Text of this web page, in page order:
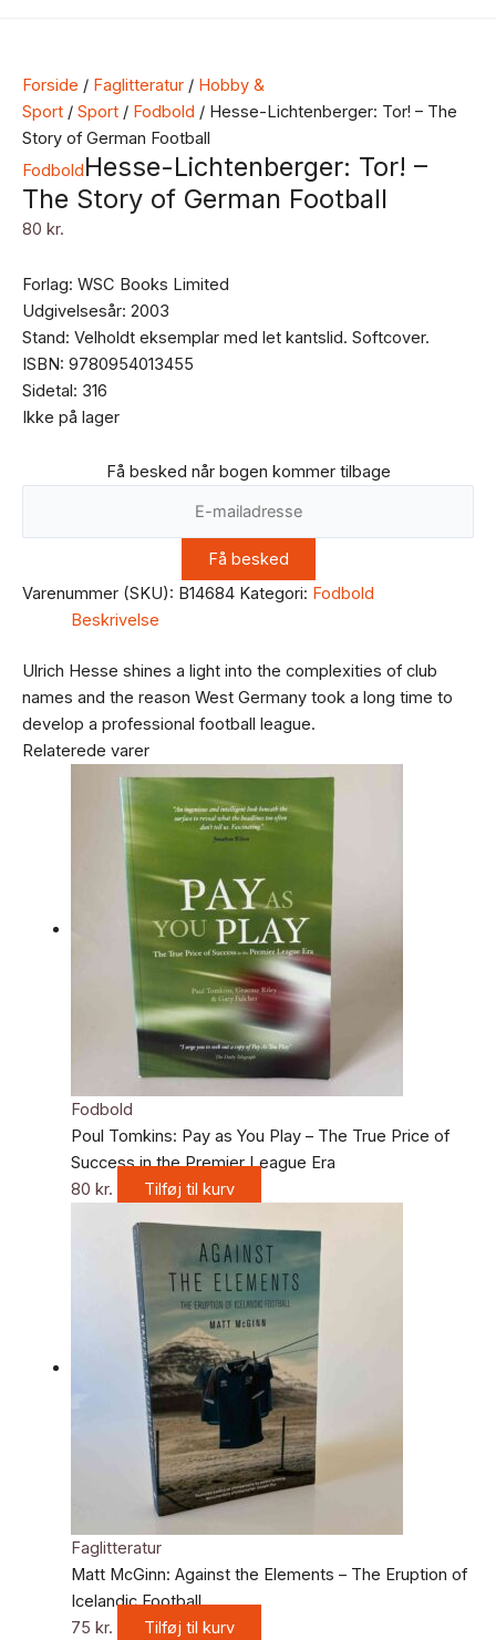
Forside / Faglitteratur / Hobby &
Sport / Sport / Fodbold / Hesse-Lichtenberger: Tor! – The
Story of German Football
FodboldHesse-Lichtenberger: Tor! –
The Story of German Football
80 kr.
Forlag: WSC Books Limited
Udgivelsesår: 2003
Stand: Velholdt eksemplar med let kantslid. Softcover.
ISBN: 9780954013455
Sidetal: 316
Ikke på lager
Få besked når bogen kommer tilbage
Varenummer (SKU): B14684 Kategori: Fodbold
Beskrivelse
Ulrich Hesse shines a light into the complexities of club
names and the reason West Germany took a long time to
develop a professional football league.
Relaterede varer
Fodbold
Poul Tomkins: Pay as You Play – The True Price of
Success in the Premier League Era
80 kr. Tilføj til kurv
Faglitteratur
Matt McGinn: Against the Elements – The Eruption of
Icelandic Football
75 kr. Tilføj til kurv